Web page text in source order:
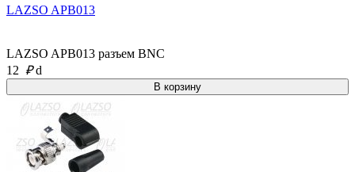
LAZSO APB013
LAZSO APB013 разъем BNC
12 ₽ d